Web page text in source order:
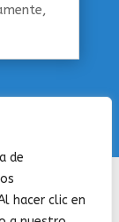
de
hacer clic en
DE